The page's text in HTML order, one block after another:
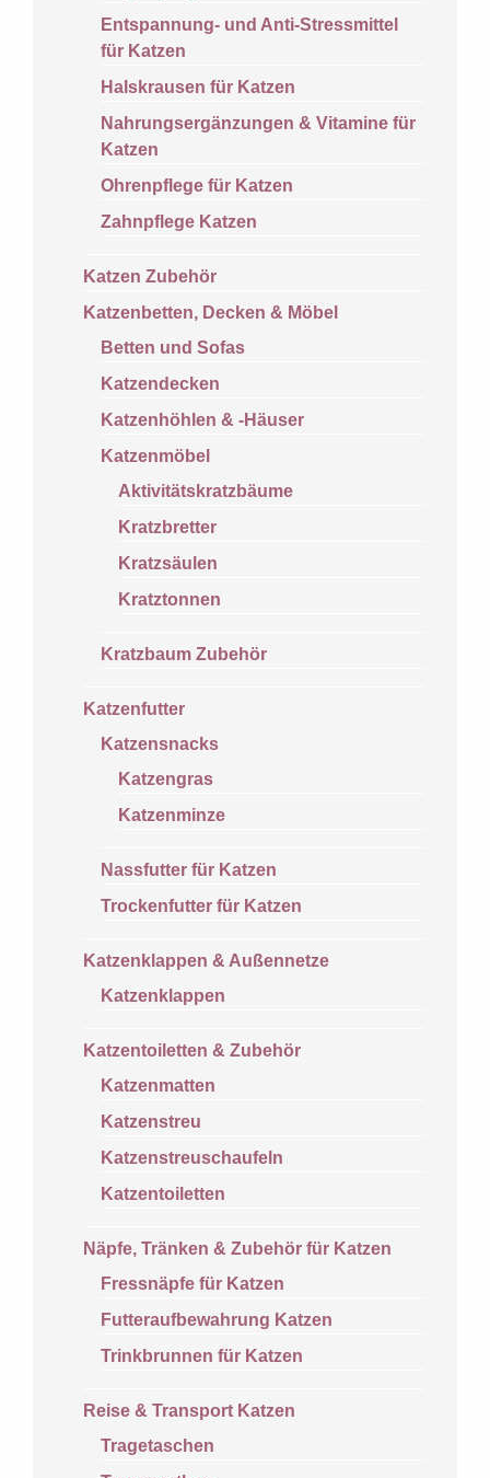
Entspannung- und Anti-Stressmittel
für Katzen
Halskrausen für Katzen
Nahrungsergänzungen & Vitamine für
Katzen
Ohrenpflege für Katzen
Zahnpflege Katzen
Katzen Zubehör
Katzenbetten, Decken & Möbel
Betten und Sofas
Katzendecken
Katzenhöhlen & -Häuser
Katzenmöbel
Aktivitätskratzbäume
Kratzbretter
Kratzsäulen
Kratztonnen
Kratzbaum Zubehör
Katzenfutter
Katzensnacks
Katzengras
Katzenminze
Nassfutter für Katzen
Trockenfutter für Katzen
Katzenklappen & Außennetze
Katzenklappen
Katzentoiletten & Zubehör
Katzenmatten
Katzenstreu
Katzenstreuschaufeln
Katzentoiletten
Näpfe, Tränken & Zubehör für Katzen
Fressnäpfe für Katzen
Futteraufbewahrung Katzen
Trinkbrunnen für Katzen
Reise & Transport Katzen
Tragetaschen